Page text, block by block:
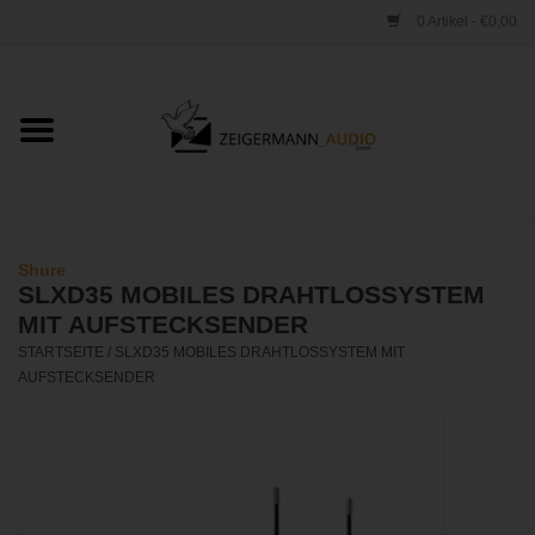
0 Artikel - €0,00
Startseite
VERTRIEB
WERKSTATT
Shure
SLXD35 MOBILES DRAHTLOSSYSTEM
MIT AUFSTECKSENDER
STARTSEITE / SLXD35 MOBILES DRAHTLOSSYSTEM MIT
AUFSTECKSENDER